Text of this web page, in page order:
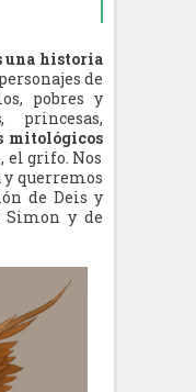
una historia
de
pobres y
, princesas,
mitológicos
el grifo. Nos
querremos
de Deis y
Simon y de